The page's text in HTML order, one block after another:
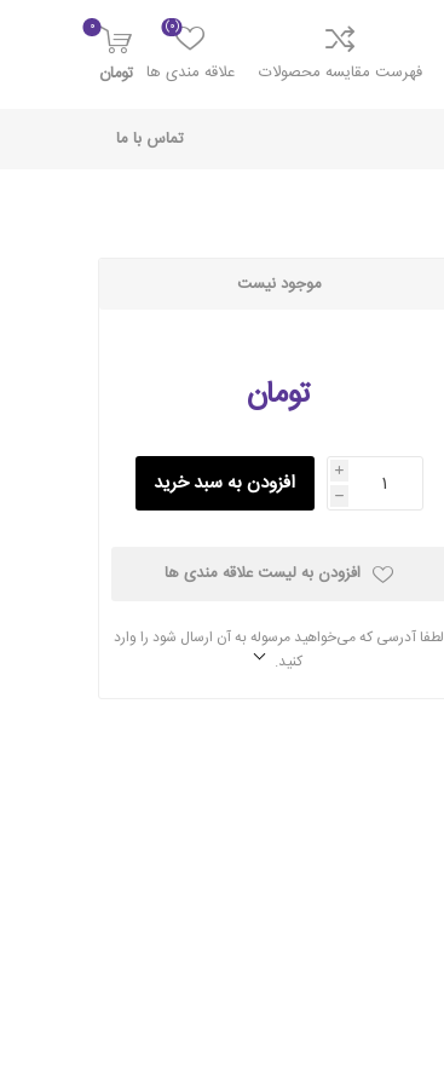
فهرست مقایسه محصولات علاقه مندی ها
(۰) ۰
تومان
تماس با ما
موجود نیست
تومان
i
h افزودن به سبد خرید
افزودن به لیست علاقه مندی ها
لطفا آدرسی که می‌خواهید مرسوله به آن ارسال شود را وارد
کنید.